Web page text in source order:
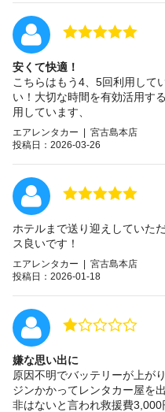
安くて快適！
こちらはもう4、5回利用して
い！大切な時間を有効活用す
用しています、
エアレンタカー | 宮古島本店
投稿日：2026-03-26
ホテルまで送り迎えしていた
ス良いです！
エアレンタカー | 宮古島本店
投稿日：2026-01-18
嫌な思い出に
原因不明でバッテリーが上が
ジンかかってレンタカー屋を
非はないと言われ救援費